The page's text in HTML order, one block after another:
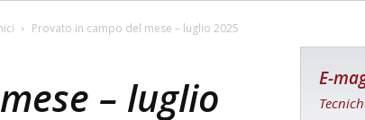
Provato in campo del mese – luglio 2025
– luglio
E-